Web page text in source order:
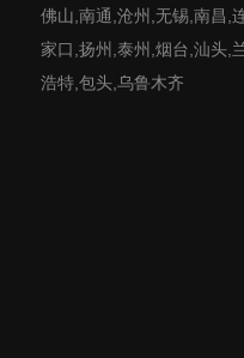
佛山,南通,沧州,无锡,南昌,
家口,扬州,泰州,烟台,汕头,
浩特,包头,乌鲁木齐